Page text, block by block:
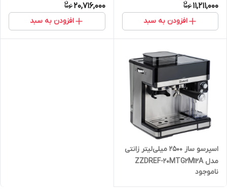
11,211,000
افزودن به سبد
20,716,000
افزودن به سبد
اسپرسو ساز 2500 میلی‌لیتر زانتی
مدل ZZDREF-20MTG2M12A
ناموجود